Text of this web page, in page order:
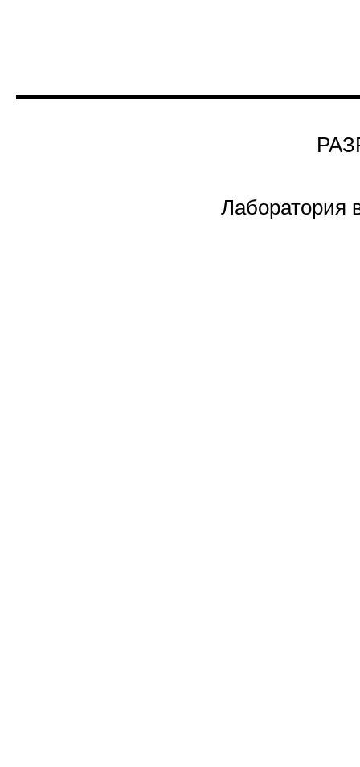
Лаборатория